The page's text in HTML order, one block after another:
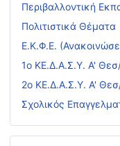
Περιβαλλοντική
Πολιτιστικά Θέματα
Ε.Κ.Φ.Ε.
1ο ΚΕ.Δ.Α.Σ.Υ. Α'
2ο ΚΕ.Δ.Α.Σ.Υ. Α'
Σχολικός